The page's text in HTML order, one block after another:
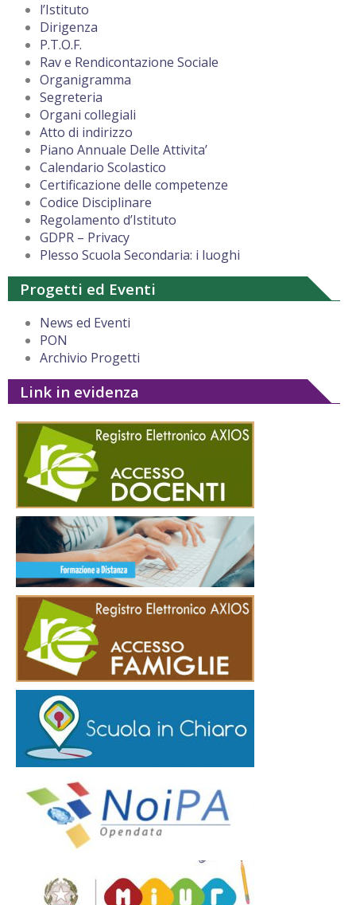
l’Istituto
Dirigenza
P.T.O.F.
Rav e Rendicontazione Sociale
Organigramma
Segreteria
Organi collegiali
Atto di indirizzo
Piano Annuale Delle Attivita’
Calendario Scolastico
Certificazione delle competenze
Codice Disciplinare
Regolamento d’Istituto
GDPR – Privacy
Plesso Scuola Secondaria: i luoghi
Progetti ed Eventi
News ed Eventi
PON
Archivio Progetti
Link in evidenza